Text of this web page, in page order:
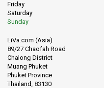
Friday
Saturday
Sunday
LiVa.com (Asia)
89/27 Chaofah Road
Chalong District
Muang Phuket
Phuket Province
Thailand, 83130